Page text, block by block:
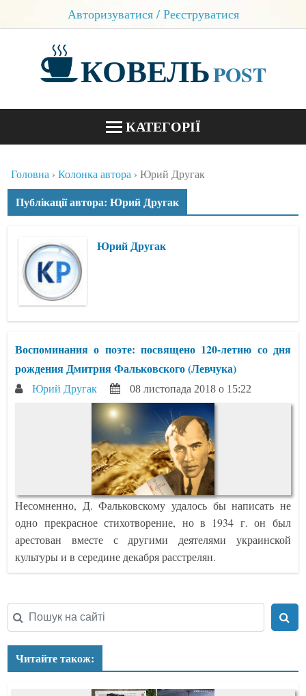
Авторизуватися / Реєструватися
КОВЕЛЬPOST
КАТЕГОРІЇ
БЛОГИ
КОНТАКТИ
Головна Колонка автора Юрий Другак
Публікації автора: Юрий Другак
Юрий Другак
Воспоминания о поэте: посвящено 120-летию со дня
рождения Дмитрия Фальковского (Левчука)
Юрий Другак 08 листопада 2018 о 15:22
Несомненно, Д. Фальковскому удалось бы написать не
одно прекрасное стихотворение, но в 1934 г. он был
арестован вместе с другими деятелями украинской
культуры и в середине декабря расстрелян.
Читайте також: